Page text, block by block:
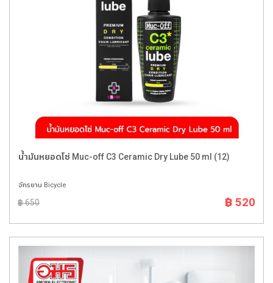
น้ำมันหยอดโซ่ Muc-off C3 Ceramic Dry Lube 50 ml (12)
จักรยาน Bicycle
฿ 650 ฿ 520